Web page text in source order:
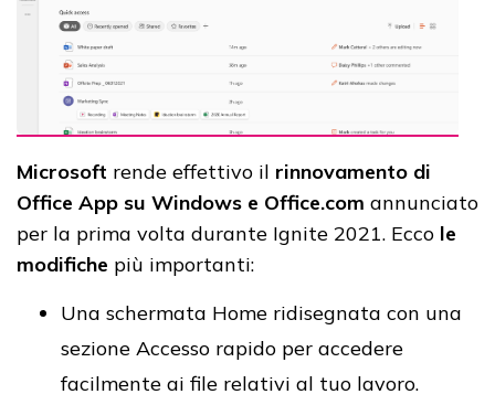
Microsoft rende effettivo il rinnovamento di
Office App su Windows e Office.com annunciato
per la prima volta durante Ignite 2021. Ecco le
modifiche più importanti:
Una schermata Home ridisegnata con una
sezione Accesso rapido per accedere
facilmente ai file relativi al tuo lavoro.